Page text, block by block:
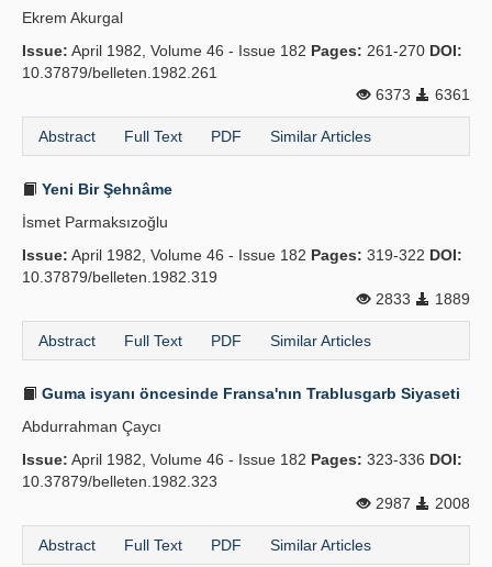
Publication Policies
Guidelines
Contact Us
Ekrem Akurgal
Issue: April 1982, Volume 46 - Issue 182 Pages: 261-270 DOI:
10.37879/belleten.1982.261
6373
6361
Abstract Full Text PDF Similar Articles
Yeni Bir Şehnâme
İsmet Parmaksızoğlu
Issue: April 1982, Volume 46 - Issue 182 Pages: 319-322 DOI:
10.37879/belleten.1982.319
2833
1889
Abstract Full Text PDF Similar Articles
Guma isyanı öncesinde Fransa'nın Trablusgarb Siyaseti
Abdurrahman Çaycı
Issue: April 1982, Volume 46 - Issue 182 Pages: 323-336 DOI:
10.37879/belleten.1982.323
2987
2008
Abstract Full Text PDF Similar Articles